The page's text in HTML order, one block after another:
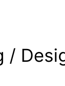
/